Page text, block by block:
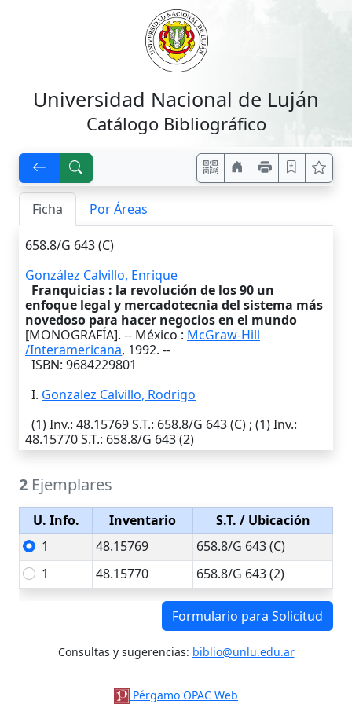
Universidad Nacional de Luján
Catálogo Bibliográfico
Ficha Por Áreas
658.8/G 643 (C)
González Calvillo, Enrique
Franquicias : la revolución de los 90 un
enfoque legal y mercadotecnia del sistema más
novedoso para hacer negocios en el mundo
[MONOGRAFÍA]. -- México : McGraw-Hill
/Interamericana, 1992. --
ISBN: 9684229801
I. Gonzalez Calvillo, Rodrigo
(1)Inv.: 48.15769S.T.: 658.8/G 643 (C) ; (1)Inv.:
48.15770S.T.: 658.8/G 643 (2)
2 Ejemplares
U. Info. Inventario S.T. / Ubicación
1
48.15769
658.8/G 643 (C)
1
48.15770 658.8/G 643 (2)
Formulario para Solicitud
Consultas y sugerencias: biblio@unlu.edu.ar
Pérgamo OPAC Web